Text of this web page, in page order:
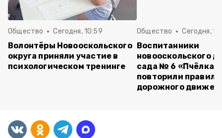
Общество Сегодня, 10:59
Волонтёры Новооскольского
округа приняли участие в
психологическом тренинге
Общество Сегодня,
Воспитанники
новооскольского
сада № 6 «Пчёлка»
повторили правила
дорожного